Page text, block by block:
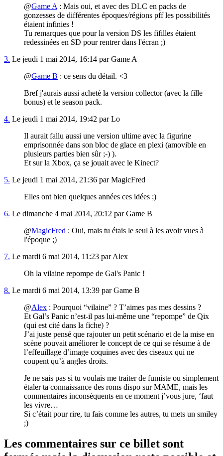
@Game A : Mais oui, et avec des DLC en packs de
gonzesses de différentes époques/régions pff les possibilités
étaient infinies !
Tu remarques que pour la version DS les fifilles étaient
redessinées en SD pour rentrer dans l'écran ;)
3. Le jeudi 1 mai 2014, 16:14 par Game A
@Game B : ce sens du détail. <3
Bref j'aurais aussi acheté la version collector (avec la fille
bonus) et le season pack.
4. Le jeudi 1 mai 2014, 19:42 par Lo
Il aurait fallu aussi une version ultime avec la figurine
emprisonnée dans son bloc de glace en plexi (amovible en
plusieurs parties bien sûr ;-) ).
Et sur la Xbox, ça se jouait avec le Kinect?
5. Le jeudi 1 mai 2014, 21:36 par MagicFred
Elles ont bien quelques années ces idées ;)
6. Le dimanche 4 mai 2014, 20:12 par Game B
@MagicFred : Oui, mais tu étais le seul à les avoir vues à
l'époque ;)
7. Le mardi 6 mai 2014, 11:23 par Alex
Oh la vilaine repompe de Gal's Panic !
8. Le mardi 6 mai 2014, 13:39 par Game B
@Alex : Pourquoi “vilaine” ? T’aimes pas mes dessins ?
Et Gal’s Panic n’est-il pas lui-même une “repompe” de Qix
(qui est cité dans la fiche) ?
J’ai juste pensé que rajouter un petit scénario et de la mise en
scène pouvait améliorer le concept de ce qui se résume à de
l’effeuillage d’image coquines avec des ciseaux qui ne
coupent qu’à angles droits.
Je ne sais pas si tu voulais me traiter de fumiste ou simplement
étaler ta connaissance des roms dispo sur MAME, mais les
commentaires inconséquents en ce moment j’vous jure, ‘faut
les vivre…
Si c’était pour rire, tu fais comme les autres, tu mets un smiley
;)
Les commentaires sur ce billet sont